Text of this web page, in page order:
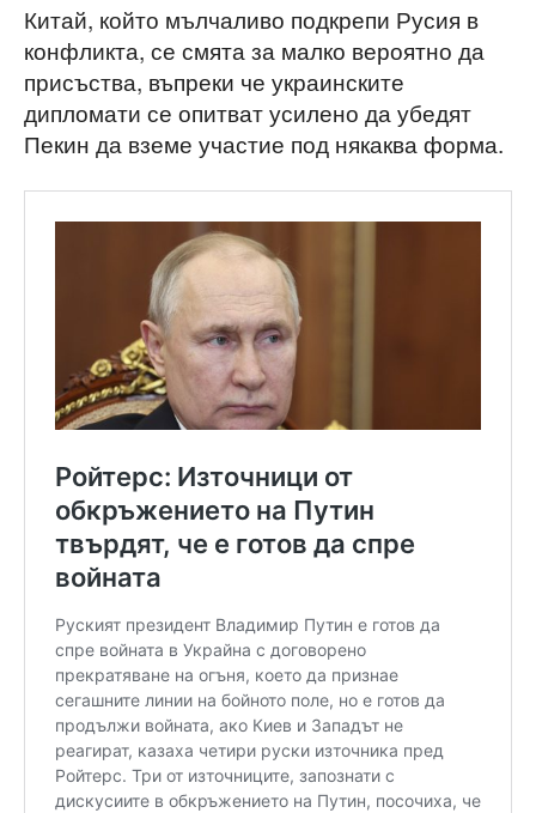
Китай, който мълчаливо подкрепи Русия в
конфликта, се смята за малко вероятно да
присъства, въпреки че украинските
дипломати се опитват усилено да убедят
Пекин да вземе участие под някаква форма.